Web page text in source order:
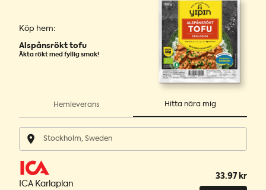
Köp hem:
Alspånsrökt tofu
Äkta rökt med fyllig smak!
Hemleverans Hitta nära mig
ICA Karlaplan
33.97 kr